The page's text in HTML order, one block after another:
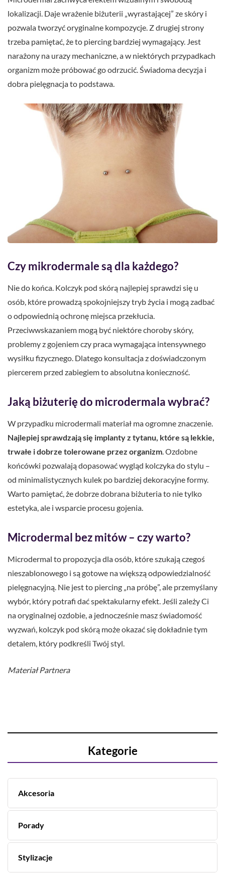
lokalizacji. Daje wrażenie biżuterii „wyrastającej” ze skóry i
pozwala tworzyć oryginalne kompozycje. Z drugiej strony
trzeba pamiętać, że to piercing bardziej wymagający. Jest
narażony na urazy mechaniczne, a w niektórych przypadkach
organizm może próbować go odrzucić. Świadoma decyzja i
dobra pielęgnacja to podstawa.
Czy mikrodermale są dla każdego?
Nie do końca. Kolczyk pod skórą najlepiej sprawdzi się u
osób, które prowadzą spokojniejszy tryb życia i mogą zadbać
o odpowiednią ochronę miejsca przekłucia.
Przeciwwskazaniem mogą być niektóre choroby skóry,
problemy z gojeniem czy praca wymagająca intensywnego
wysiłku fizycznego. Dlatego konsultacja z doświadczonym
piercerem przed zabiegiem to absolutna konieczność.
Jaką biżuterię do microdermala wybrać?
W przypadku microdermali materiał ma ogromne znaczenie.
Najlepiej sprawdzają się implanty z tytanu, które są lekkie,
trwałe i dobrze tolerowane przez organizm . Ozdobne
końcówki pozwalają dopasować wygląd kolczyka do stylu –
od minimalistycznych kulek po bardziej dekoracyjne formy.
Warto pamiętać, że dobrze dobrana biżuteria to nie tylko
estetyka, ale i wsparcie procesu gojenia.
Microdermal bez mitów – czy warto?
Microdermal to propozycja dla osób, które szukają czegoś
nieszablonowego i są gotowe na większą odpowiedzialność
pielęgnacyjną. Nie jest to piercing „na próbę”, ale przemyślany
wybór, który potrafi dać spektakularny efekt. Jeśli zależy Ci
na oryginalnej ozdobie, a jednocześnie masz świadomość
wyzwań, kolczyk pod skórą może okazać się dokładnie tym
detalem, który podkreśli Twój styl.
Materiał Partnera
Kategorie
Akcesoria
Porady
Stylizacje